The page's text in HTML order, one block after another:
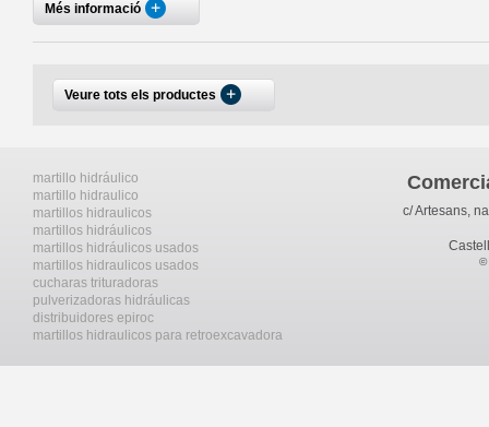
Més informació
Veure tots els productes
martillo hidráulico
martillo hidraulico
martillos hidraulicos
martillos hidráulicos
martillos hidráulicos usados
martillos hidraulicos usados
cucharas trituradoras
pulverizadoras hidráulicas
distribuidores epiroc
martillos hidraulicos para retroexcavadora
c/ Artesans,
©